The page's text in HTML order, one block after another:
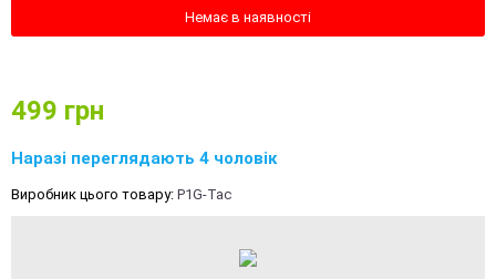
Немає в наявності
499 грн
Наразі переглядають 4 чоловік
Виробник цього товару: P1G-Tac